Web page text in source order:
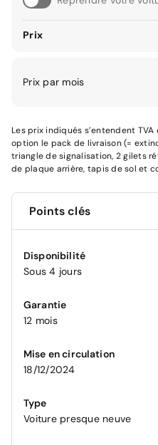
Prix
Prix par mois
Les prix indiqués s’entendent
option le pack de livraison (=
triangle de signalisation, 2 gilets
de plaque arrière, tapis de sol et
Points clés
Disponibilité
Sous 4 jours
Garantie
12 mois
Mise en circulation
18/12/2024
Type
Voiture presque neuve